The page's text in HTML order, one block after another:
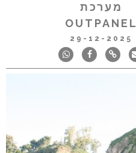
מערכת
OUTPANEL
29-12-2025